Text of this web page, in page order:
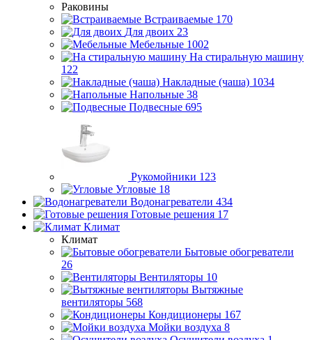
Раковины
Встраиваемые 170
Для двоих 23
Мебельные 1002
На стиральную машину
122
Накладные (чаша) 1034
Напольные 38
Подвесные 695
Рукомойники 123
Угловые 18
Водонагреватели 434
Готовые решения 17
Климат
Климат
Бытовые обогреватели
26
Вентиляторы 10
Вытяжные
вентиляторы 568
Кондиционеры 167
Мойки воздуха 8